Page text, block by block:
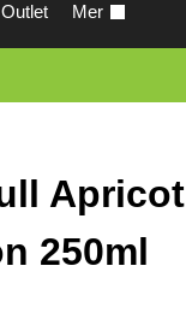
Outlet Mer
Apricot
250ml